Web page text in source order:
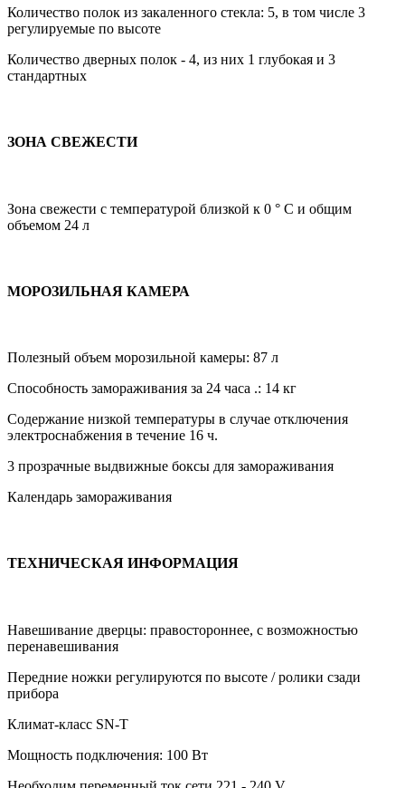
Количество полок из закаленного стекла: 5, в том числе 3
регулируемые по высоте
Количество дверных полок - 4, из них 1 глубокая и 3
стандартных
ЗОНА СВЕЖЕСТИ
Зона свежести с температурой близкой к 0 ° C и общим
объемом 24 л
МОРОЗИЛЬНАЯ КАМЕРА
Полезный объем морозильной камеры: 87 л
Способность замораживания за 24 часа .: 14 кг
Содержание низкой температуры в случае отключения
электроснабжения в течение 16 ч.
3 прозрачные выдвижные боксы для замораживания
Календарь замораживания
ТЕХНИЧЕСКАЯ ИНФОРМАЦИЯ
Навешивание дверцы: правостороннее, с возможностью
перенавешивания
Передние ножки регулируются по высоте / ролики сзади
прибора
Климат-класс SN-T
Мощность подключения: 100 Вт